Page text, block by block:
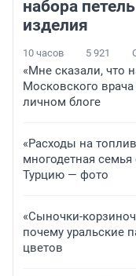
набора
изделия
10 часов 5 921
«Мне сказали, что
Московского
личном блоге
«Расходы на
многодетная
Турцию — фото
«Сыночки-
почему уральские
цветов